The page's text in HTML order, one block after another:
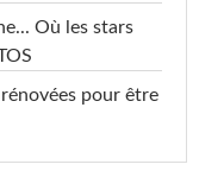
Où les stars
pour être